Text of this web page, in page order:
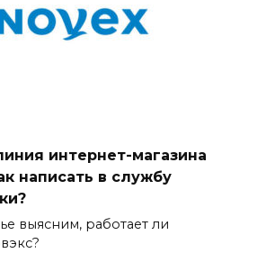
интернет-магазина
написать в службу
выясним, работает ли